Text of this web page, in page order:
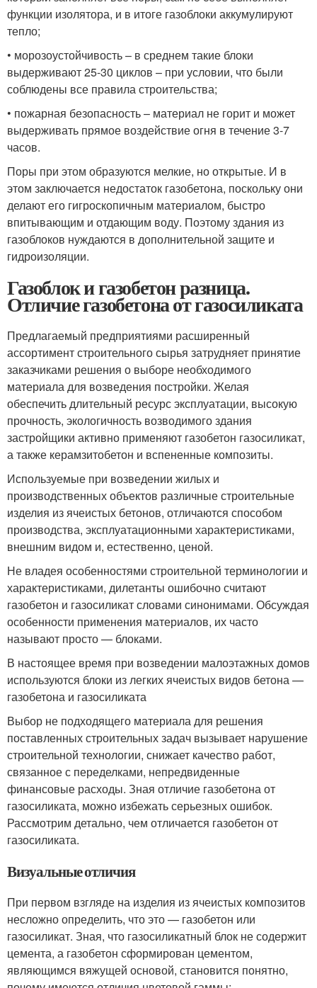
функции изолятора, и в итоге газоблоки аккумулируют
тепло;
• морозоустойчивость – в среднем такие блоки
выдерживают 25-30 циклов – при условии, что были
соблюдены все правила строительства;
• пожарная безопасность – материал не горит и может
выдерживать прямое воздействие огня в течение 3-7
часов.
Поры при этом образуются мелкие, но открытые. И в
этом заключается недостаток газобетона, поскольку они
делают его гигроскопичным материалом, быстро
впитывающим и отдающим воду. Поэтому здания из
газоблоков нуждаются в дополнительной защите и
гидроизоляции.
Газоблок и газобетон разница.
Отличие газобетона от газосиликата
Предлагаемый предприятиями расширенный
ассортимент строительного сырья затрудняет принятие
заказчиками решения о выборе необходимого
материала для возведения постройки. Желая
обеспечить длительный ресурс эксплуатации, высокую
прочность, экологичность возводимого здания
застройщики активно применяют газобетон газосиликат,
а также керамзитобетон и вспененные композиты.
Используемые при возведении жилых и
производственных объектов различные строительные
изделия из ячеистых бетонов, отличаются способом
производства, эксплуатационными характеристиками,
внешним видом и, естественно, ценой.
Не владея особенностями строительной терминологии и
характеристиками, дилетанты ошибочно считают
газобетон и газосиликат словами синонимами. Обсуждая
особенности применения материалов, их часто
называют просто — блоками.
В настоящее время при возведении малоэтажных домов
используются блоки из легких ячеистых видов бетона —
газобетона и газосиликата
Выбор не подходящего материала для решения
поставленных строительных задач вызывает нарушение
строительной технологии, снижает качество работ,
связанное с переделками, непредвиденные
финансовые расходы. Зная отличие газобетона от
газосиликата, можно избежать серьезных ошибок.
Рассмотрим детально, чем отличается газобетон от
газосиликата.
Визуальные отличия
При первом взгляде на изделия из ячеистых композитов
несложно определить, что это — газобетон или
газосиликат. Зная, что газосиликатный блок не содержит
цемента, а газобетон сформирован цементом,
являющимся вяжущей основой, становится понятно,